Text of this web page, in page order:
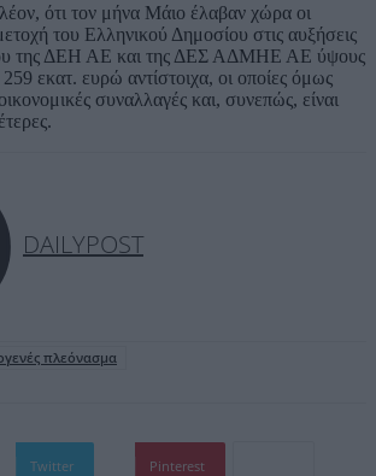
ότι τον μήνα Μάιο έλαβαν χώρα οι
του Ελληνικού Δημοσίου στις αυξήσεις
της ΔΕΗ ΑΕ και της ΔΕΣ ΑΔΜΗΕ ΑΕ ύψους
εκατ. ευρώ αντίστοιχα, οι οποίες όμως
συναλλαγές και, συνεπώς, είναι
DAILYPOST
πλεόνασμα
Twitter Pinterest